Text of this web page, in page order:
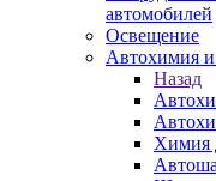
автомобилей
Освещение
Автохимия и
Назад
Химия